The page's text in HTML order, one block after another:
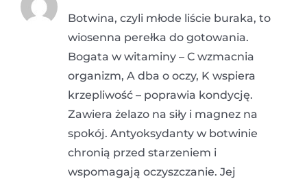
Botwina, czyli młode liście buraka, to
wiosenna perełka do gotowania.
Bogata w witaminy – C wzmacnia
organizm, A dba o oczy, K wspiera
krzepliwość – poprawia kondycję.
Zawiera żelazo na siły i magnez na
spokój. Antyoksydanty w botwinie
chronią przed starzeniem i
wspomagają oczyszczanie. Jej